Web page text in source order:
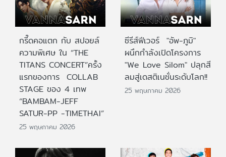
กรี๊ดคอแตก กับ สปอยล์
ความพิเศษ ใน “THE
TITANS CONCERT”ครั้ง
แรกของการ COLLAB
STAGE ของ 4 เทพ
“BAMBAM-JEFF
SATUR-PP -TIMETHAI”
25 พฤษภาคม 2026
ซีรีส์ฟีเวอร์ "อัพ-ภูมิ"
ผนึกกำลังเปิดโครงการ
"We Love Silom" ปลุกสี
ลมสู่เดสติเนชั่นระดับโลก!!
25 พฤษภาคม 2026